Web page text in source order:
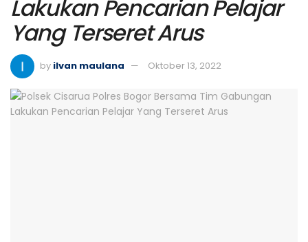
Lakukan Pencarian Pelajar
Yang Terseret Arus
by ilvan maulana Oktober 13, 2022